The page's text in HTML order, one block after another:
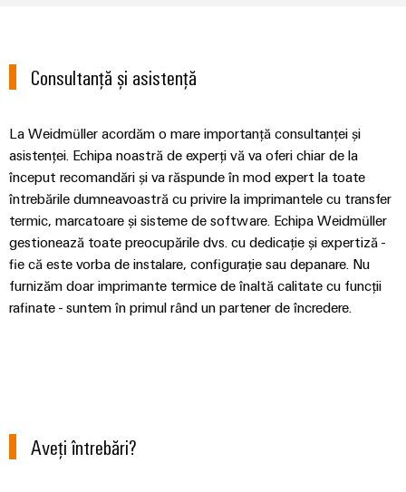
Consultanță și asistență
La Weidmüller acordăm o mare importanță consultanței și
asistenței. Echipa noastră de experți vă va oferi chiar de la
început recomandări și va răspunde în mod expert la toate
întrebările dumneavoastră cu privire la imprimantele cu transfer
termic, marcatoare și sisteme de software. Echipa Weidmüller
gestionează toate preocupările dvs. cu dedicație și expertiză -
fie că este vorba de instalare, configurație sau depanare. Nu
furnizăm doar imprimante termice de înaltă calitate cu funcții
rafinate - suntem în primul rând un partener de încredere.
Aveţi întrebări?